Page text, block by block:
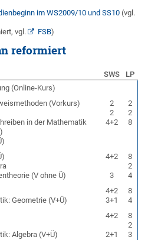
im WS2009/10 und SS10 (vgl.
vgl. FSB)
reformiert
SWS
LP
(Online-Kurs)
(Vorkurs)
in der Mathematik
2
2
4+2
2
2
8
(V ohne Ü)
4+2
3
8
2
4
Geometrie (V+Ü)
4+2
3+1
8
4
Algebra (V+Ü)
4+2
2+1
8
2
3